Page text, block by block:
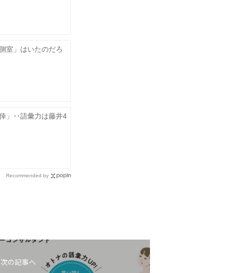
室」はいたのだろ
」･･語彙力は藤井4
Recommended by
次の記事へ